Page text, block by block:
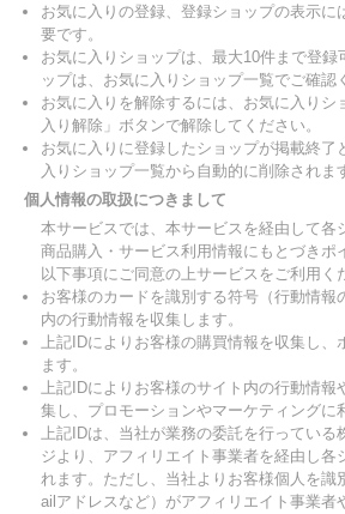
お気に入りの登録、登録ショップの表示に
要です。
お気に入りショップは、最大10件まで登録
ップは、お気に入りショップ一覧でご確認
お気に入りを解除するには、お気に入りシ
入り解除」ボタンで解除してください。
お気に入りに登録したショップが掲載終了
入りショップ一覧から自動的に削除されま
個人情報の取扱につきまして
本サービスでは、本サービスを経由して各
商品購入・サービス利用情報にもとづきポ
以下事項にご同意の上サービスをご利用く
お客様のカードを識別する符号（行動情報
内の行動情報を収集します。
上記IDによりお客様の購買情報を収集し、
ます。
上記IDによりお客様のサイト内の行動情報
集し、プロモーションやマーケティングに
上記IDは、当社が業務の委託を行っている
ジより、アフィリエイト事業者を経由し
れます。ただし、当社よりお客様個人を識
ailアドレスなど）がアフィリエイト事業者